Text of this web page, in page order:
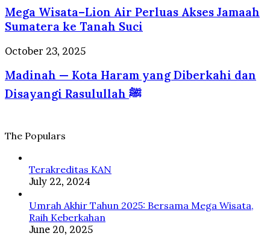
Sehat
Jiwa
dan
dalam
Psikologi
dan
Islam
Lion
Air
Perluas
Akses
Sumatera
ke
Tanah
Mega Wisata–Lion Air Perluas Akses Jamaah
Sumatera ke Tanah Suci
Madinah
Kota
Haram
yang
Disayangi
October 23, 2025
Madinah — Kota Haram yang Diberkahi dan
Disayangi Rasulullah ﷺ
The Populars
Terakreditas KAN
July 22, 2024
Umrah Akhir Tahun 2025: Bersama Mega Wisata,
Raih Keberkahan
June 20, 2025